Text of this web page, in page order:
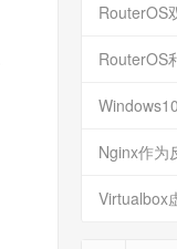
RouterOS
RouterOS
Nginx作为
Virtualbox